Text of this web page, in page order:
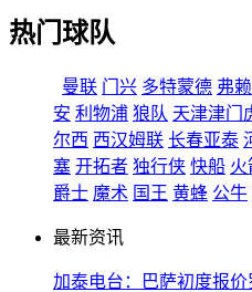
热门球队
曼联 门兴 多特蒙德 弗
安 利物浦 狼队 天津津门
尔西 西汉姆联 长春亚泰
塞 开拓者 独行侠 快船 火
爵士 魔术 国王 黄蜂 公牛
最新资讯
加泰电台：巴萨初度报